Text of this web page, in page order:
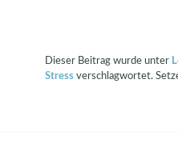
Dieser Beitrag wurde unter
Stressverschlagwortet.